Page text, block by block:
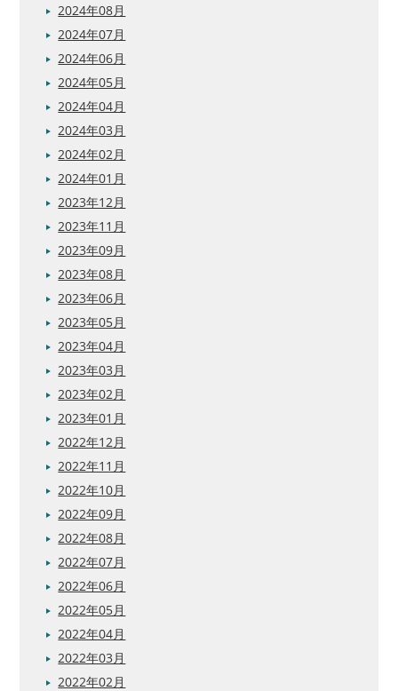
2024年08月
2024年07月
2024年06月
2024年05月
2024年04月
2024年03月
2024年02月
2024年01月
2023年12月
2023年11月
2023年09月
2023年08月
2023年06月
2023年05月
2023年04月
2023年03月
2023年02月
2023年01月
2022年12月
2022年11月
2022年10月
2022年09月
2022年08月
2022年07月
2022年06月
2022年05月
2022年04月
2022年03月
2022年02月